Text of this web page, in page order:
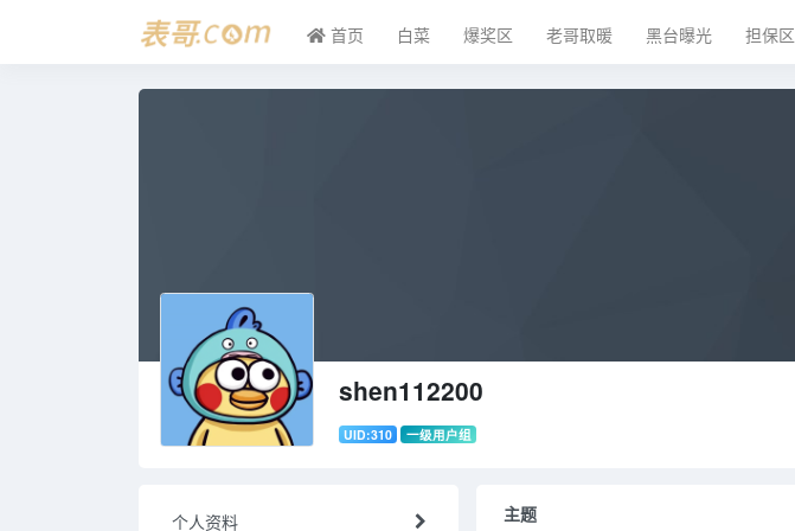
首页 白菜 爆奖区 老哥取暖 黑台曝光 担保区
shen112200
UID:310 一级用户组
个人资料 主题